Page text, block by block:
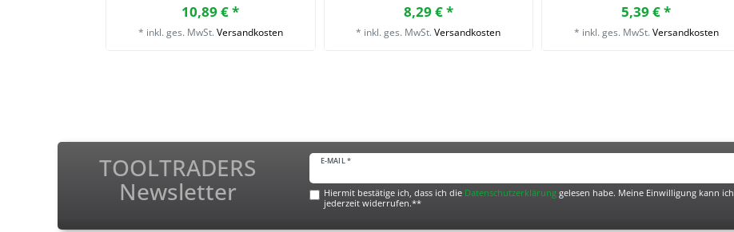
10,89 € *
* inkl. ges. MwSt. Versandkosten
8,29 € *
* inkl. ges. MwSt. Versandkosten
5,39 € *
* inkl. ges. MwSt. Versandkosten
TOOLTRADERS
Newsletter
E-MAIL *
Hiermit bestätige ich, dass ich die Daten­schutz­erklärunggelesen habe. Meine Einwilligung kann ich
jederzeit widerrufen.**